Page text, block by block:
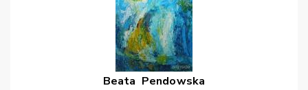
Beata Pendowska